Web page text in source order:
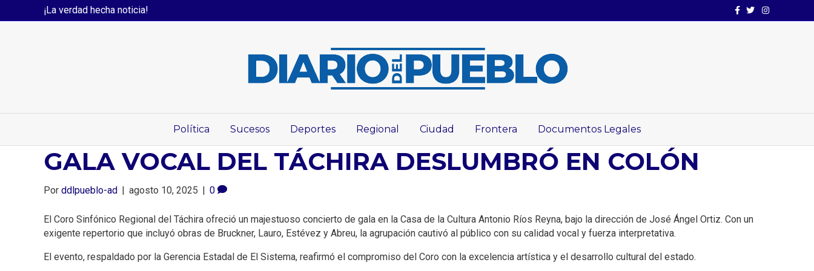
¡La verdad hecha noticia! Facebook
TwitterInstagram
Política Sucesos Deportes Regional Ciudad Frontera Documentos Legales
GALA VOCAL DEL TÁCHIRA DESLUMBRÓ EN COLÓN
Por ddlpueblo-ad agosto 10, 2025 0
El Coro Sinfónico Regional del Táchira ofreció un majestuoso concierto de gala en la Casa de la Cultura Antonio Ríos Reyna, bajo la dirección de José Ángel Ortiz. Con un
exigente repertorio que incluyó obras de Bruckner, Lauro, Estévez y Abreu, la agrupación cautivó al público con su calidad vocal y fuerza interpretativa.
El evento, respaldado por la Gerencia Estadal de El Sistema, reafirmó el compromiso del Coro con la excelencia artística y el desarrollo cultural del estado.